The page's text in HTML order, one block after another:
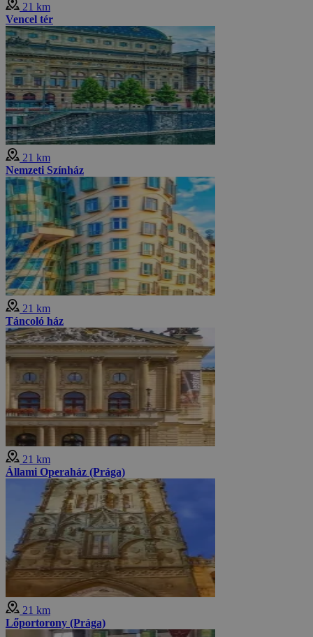
21 km
Vencel tér
21 km
Nemzeti Színház
21 km
Táncoló ház
21 km
Állami Operaház (Prága)
21 km
Lőportorony (Prága)